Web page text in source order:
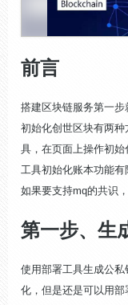
前言
搭建区块链服务第一
初始化创世区块有两
具，在页面上操作初
工具初始化账本功能有
如果要支持mq的共识
第一步、生
使用部署工具生成公
化，但是还是可以用